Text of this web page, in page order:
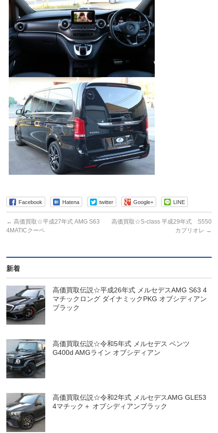
Facebook Hatena twitter Google+ LINE
← 高価買取☆平成27年式 AMG S63
4MATICクーペ
高価買取☆S-class 平成29年式 S550
カブリオレ →
新着
高価買取伝説☆平成26年式 メルセデスAMG S63 4
マチックロング ダイナミックPKG オブシディアン
ブラック
高価買取伝説☆令和5年式 メルセデス ベンツ
G400d AMGライン オブシディアン
高価買取伝説☆令和2年式 メルセデスAMG GLE53
4マチック＋ オブシディアンブラック